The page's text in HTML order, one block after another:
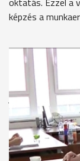
képzés a
Mintegy 800
vizsgát a
tanévben. A
jelent az abban
hogy a képzési
óraszáma
gyakorlati